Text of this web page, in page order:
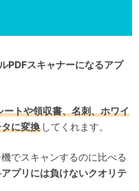
PDFスキャナーになるアプ
ートや領収書、名刺、ホワイ
に変換 してくれます。
でスキャンするのに比べる
プリには負けないクオリテ